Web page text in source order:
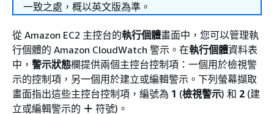
一致之處，概以英文版為準。
從 Amazon EC2 主控台的執行個體畫面中，您可以管理執
行個體的 Amazon CloudWatch 警示。在執行個體資料表
中， 警示狀態欄提供兩個主控台控制項：一個用於檢視警
示的控制項，另一個用於建立或編輯警示。下列螢幕擷取
畫面指出這些主控台控制項，編號為 1 (檢視警示) 和 2 (建
立或編輯警示的 ＋ 符號)。